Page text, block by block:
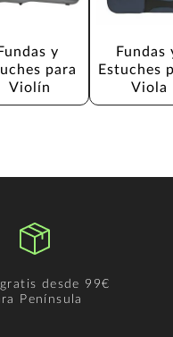
Fundas y
para
Violín
Fundas
Estuches
Viola
desde 99€
Península